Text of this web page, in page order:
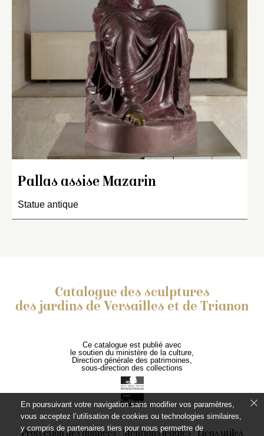
Pallas assise Mazarin
Statue antique
Catalogue des sculptures
des jardins de Versailles et de Trianon
Ce catalogue est publié avec
le soutien du ministère de la culture,
Direction générale des patrimoines,
sous-direction des collections
En poursuivant votre navigation sans modifier vos paramètres,
vous acceptez l’utilisation de cookies ou technologies similaires,
y compris de partenaires tiers pour nous permettre de